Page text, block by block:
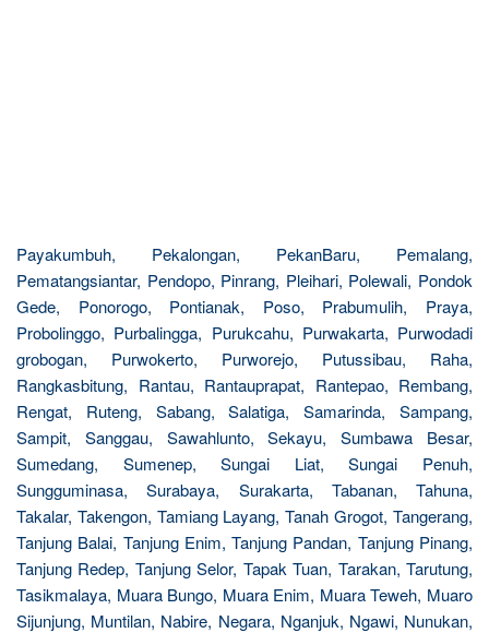
Payakumbuh, Pekalongan, PekanBaru, Pemalang,
Pematangsiantar, Pendopo, Pinrang, Pleihari, Polewali, Pondok
Gede, Ponorogo, Pontianak, Poso, Prabumulih, Praya,
Probolinggo, Purbalingga, Purukcahu, Purwakarta, Purwodadi
grobogan, Purwokerto, Purworejo, Putussibau, Raha,
Rangkasbitung, Rantau, Rantauprapat, Rantepao, Rembang,
Rengat, Ruteng, Sabang, Salatiga, Samarinda, Sampang,
Sampit, Sanggau, Sawahlunto, Sekayu, Sumbawa Besar,
Sumedang, Sumenep, Sungai Liat, Sungai Penuh,
Sungguminasa, Surabaya, Surakarta, Tabanan, Tahuna,
Takalar, Takengon, Tamiang Layang, Tanah Grogot, Tangerang,
Tanjung Balai, Tanjung Enim, Tanjung Pandan, Tanjung Pinang,
Tanjung Redep, Tanjung Selor, Tapak Tuan, Tarakan, Tarutung,
Tasikmalaya, Muara Bungo, Muara Enim, Muara Teweh, Muaro
Sijunjung, Muntilan, Nabire, Negara, Nganjuk, Ngawi, Nunukan,